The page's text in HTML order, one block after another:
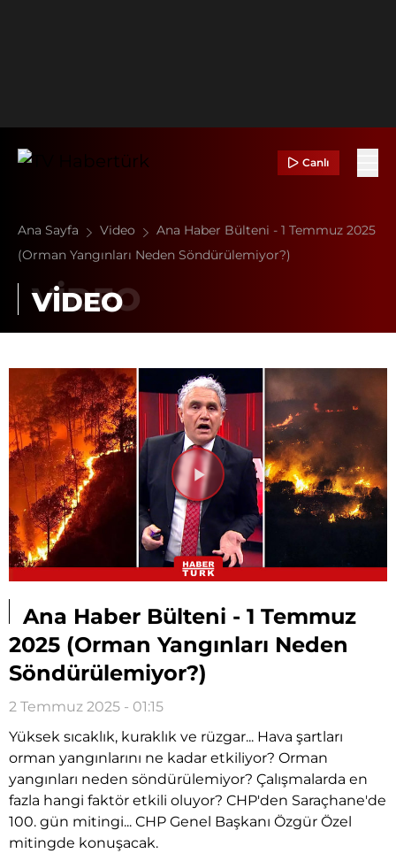
Canlı
Ana Sayfa Video
Ana Haber Bülteni - 1 Temmuz 2025
(Orman Yangınları Neden Söndürülemiyor?)
VİDEO
Videoyu
Oynat
Ana Haber Bülteni - 1 Temmuz
2025 (Orman Yangınları Neden
Söndürülemiyor?)
2 Temmuz 2025 - 01:15
Yüksek sıcaklık, kuraklık ve rüzgar... Hava şartları
orman yangınlarını ne kadar etkiliyor? Orman
yangınları neden söndürülemiyor? Çalışmalarda en
fazla hangi faktör etkili oluyor? CHP'den Saraçhane'de
100. gün mitingi... CHP Genel Başkanı Özgür Özel
mitingde konuşacak.